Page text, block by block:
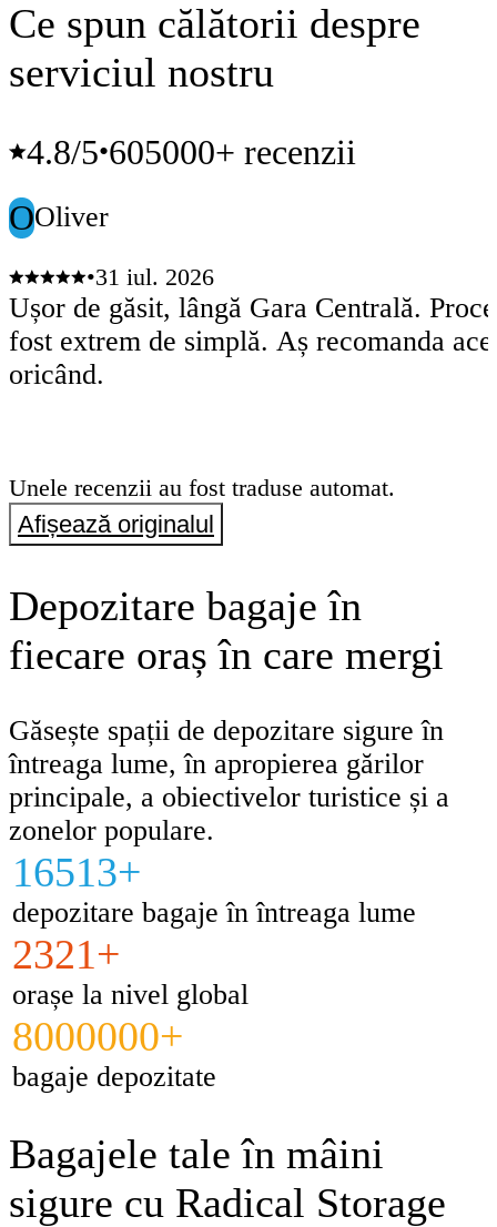
Ce spun călătorii despre
serviciul nostru
4.8/5•605000+ recenzii
OOliver
•31 iul. 2026
Ușor de găsit, lângă Gara Centrală.
fost extrem de simplă. Aș recomanda
oricând.
Unele recenzii au fost traduse automat.
Afișează originalul
Depozitare bagaje în
fiecare oraș în care mergi
Găsește spații de depozitare sigure în
întreaga lume, în apropierea gărilor
principale, a obiectivelor turistice și a
zonelor populare.
16513+
depozitare bagaje în întreaga lume
2321+
orașe la nivel global
8000000+
bagaje depozitate
Bagajele tale în mâini
sigure cu Radical Storage